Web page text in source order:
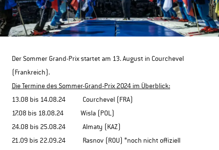
Der Sommer Grand-Prix startet am 13. August in Courchevel
(Frankreich).
Die Termine des Sommer-Grand-Prix 2024 im Überblick:
13.08 bis 14.08.24 Courchevel (FRA)
17.08 bis 18.08.24 Wisla (POL)
24.08 bis 25.08.24 Almaty (KAZ)
21.09 bis 22.09.24 Rasnov (ROU) *noch nicht offiziell